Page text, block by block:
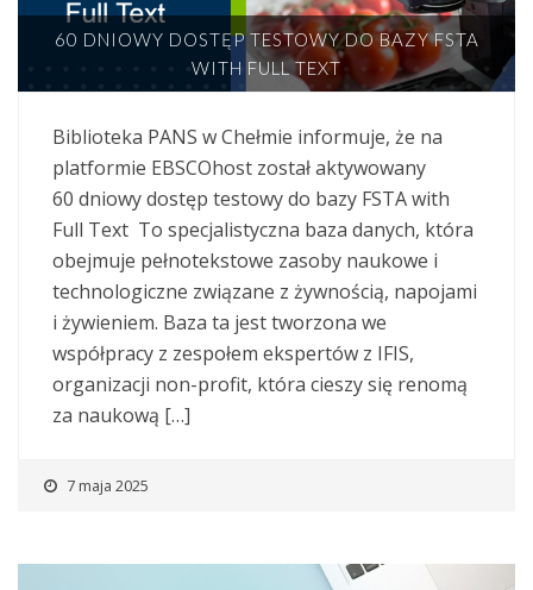
60 DNIOWY DOSTĘP TESTOWY DO BAZY FSTA
WITH FULL TEXT
Biblioteka PANS w Chełmie informuje, że na
platformie EBSCOhost został aktywowany
60 dniowy dostęp testowy do bazy FSTA with
Full Text To specjalistyczna baza danych, która
obejmuje pełnotekstowe zasoby naukowe i
technologiczne związane z żywnością, napojami
i żywieniem. Baza ta jest tworzona we
współpracy z zespołem ekspertów z IFIS,
organizacji non-profit, która cieszy się renomą
za naukową […]
7 maja 2025